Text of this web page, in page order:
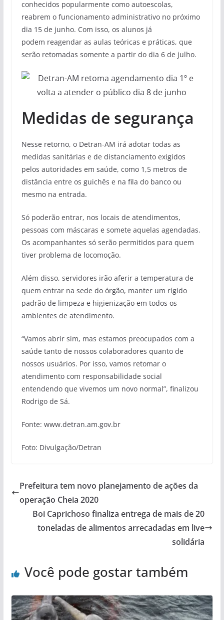
conhecidos popularmente como autoescolas,
reabrem o funcionamento administrativo no próximo
dia 15 de junho. Com isso, os alunos já
podem reagendar as aulas teóricas e práticas, que
serão retomadas somente a partir do dia 6 de julho.
Medidas de segurança
Nesse retorno, o Detran-AM irá adotar todas as
medidas sanitárias e de distanciamento exigidos
pelos autoridades em saúde, como 1,5 metros de
distância entre os guichês e na fila do banco ou
mesmo na entrada.
Só poderão entrar, nos locais de atendimentos,
pessoas com máscaras e somete aquelas agendadas.
Os acompanhantes só serão permitidos para quem
tiver problema de locomoção.
Além disso, servidores irão aferir a temperatura de
quem entrar na sede do órgão, manter um rígido
padrão de limpeza e higienização em todos os
ambientes de atendimento.
“Vamos abrir sim, mas estamos preocupados com a
saúde tanto de nossos colaboradores quanto de
nossos usuários. Por isso, vamos retomar o
atendimento com responsabilidade social
entendendo que vivemos um novo normal”, finalizou
Rodrigo de Sá.
Fonte: www.detran.am.gov.br
Foto: Divulgação/Detran
Prefeitura tem novo planejamento de ações da
operação Cheia 2020
Boi Caprichoso finaliza entrega de mais de 20
toneladas de alimentos arrecadadas em live
solidária
Você pode gostar também